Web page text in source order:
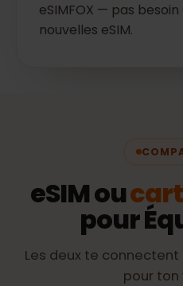
eSIMFOX — pas
nouvelles eSIM.
eSIM ou
pour
Les deux te
pour ton